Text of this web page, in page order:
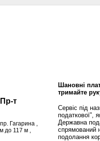
т
Гагарина ,
до 117 м ,
Шановні
тримайте
Сервіс під
податкової”,
Державна
спрямований
подолання